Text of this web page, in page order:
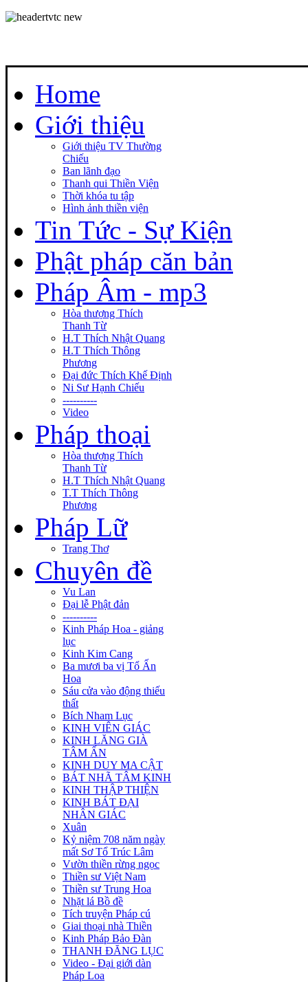
Home
Giới thiệu
Giới thiệu TV Thường
Chiếu
Ban lãnh đạo
Thanh qui Thiền Viện
Thời khóa tu tập
Hình ảnh thiền viện
Tin Tức - Sự Kiện
Phật pháp căn bản
Pháp Âm - mp3
Hòa thượng Thích
Thanh Từ
H.T Thích Nhật Quang
H.T Thích Thông
Phương
Đại đức Thích Khế Định
Ni Sư Hạnh Chiếu
----------
Video
Pháp thoại
Hòa thượng Thích
Thanh Từ
H.T Thích Nhật Quang
T.T Thích Thông
Phương
Pháp Lữ
Trang Thơ
Chuyên đề
Vu Lan
Đại lễ Phật đản
----------
Kinh Pháp Hoa - giảng
lục
Kinh Kim Cang
Ba mươi ba vị Tổ Ấn
Hoa
Sáu cửa vào động thiếu
thất
Bích Nham Lục
KINH VIÊN GIÁC
KINH LĂNG GIÀ
TÂM ẤN
KINH DUY MA CẬT
BÁT NHÃ TÂM KINH
KINH THẬP THIỆN
KINH BÁT ĐẠI
NHÂN GIÁC
Xuân
Kỷ niệm 708 năm ngày
mất Sơ Tổ Trúc Lâm
Vườn thiền rừng ngọc
Thiền sư Việt Nam
Thiền sư Trung Hoa
Nhặt lá Bồ đề
Tích truyện Pháp cú
Giai thoại nhà Thiền
Kinh Pháp Bảo Đàn
THANH ĐĂNG LỤC
Video - Đại giới dàn
Pháp Loa